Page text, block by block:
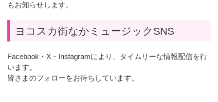
もお知らせします。
ヨコスカ街なかミュージックSNS
Facebook・X・Instagramにより、タイムリーな情報配信を行
います。
皆さまのフォローをお待ちしています。